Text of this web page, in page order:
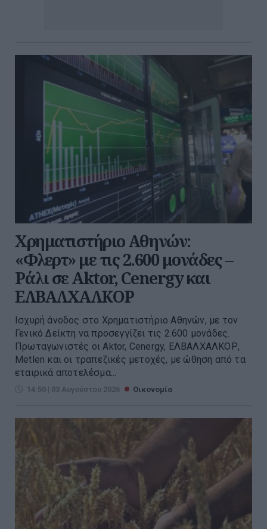
Χρηματιστήριο Αθηνών:
«Φλερτ» με τις 2.600 μονάδες –
Ράλι σε Aktor, Cenergy και
ΕΛΒΑΛΧΑΛΚΟΡ
Ισχυρή άνοδος στο Χρηματιστήριο Αθηνών, με τον
Γενικό Δείκτη να προσεγγίζει τις 2.600 μονάδες.
Πρωταγωνιστές οι Aktor, Cenergy, ΕΛΒΑΛΧΑΛΚΟΡ,
Metlen και οι τραπεζικές μετοχές, με ώθηση από τα
εταιρικά αποτελέσμα...
14:50 | 03 Αυγούστου 2026 Οικονομία